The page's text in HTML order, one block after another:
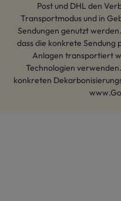
Post und DHL den
Transportmodus und in
Sendungen genutzt
dass die konkrete Sendung
Anlagen transportiert
Technologien
konkreten